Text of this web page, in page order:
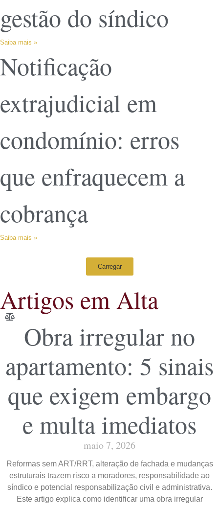
gestão do síndico
Saiba mais »
Notificação
extrajudicial em
condomínio: erros
que enfraquecem a
cobrança
Saiba mais »
Carregar
Artigos em Alta
Obra irregular no
apartamento: 5 sinais
que exigem embargo
e multa imediatos
maio 7, 2026
Reformas sem ART/RRT, alteração de fachada e mudanças
estruturais trazem risco a moradores, responsabilidade ao
síndico e potencial responsabilização civil e administrativa.
Este artigo explica como identificar uma obra irregular